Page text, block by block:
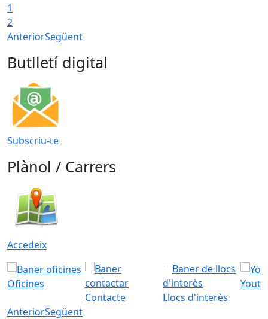
1
2
AnteriorSegüent
Butlletí digital
Subscriu-te
Plànol / Carrers
Accedeix
Oficines
Contacte
Llocs d'interès
AnteriorSegüent